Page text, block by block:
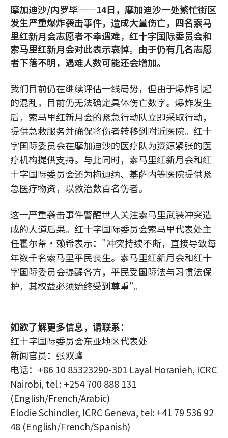
摩加迪沙/内罗毕——14日，摩加迪沙一处繁忙街区
发生严重爆炸袭击事件，造成大量伤亡，四名索马
里红新月会志愿者不幸遇难，红十字国际委员会和
索马里红新月会对此表示哀悼。由于仍有几名志愿
者下落不明，遇难人数可能还会增加。
我们目前仍在继续评估一线局势，但由于爆炸引起
的混乱，目前仍无法确定具体伤亡数字。爆炸发生
后，索马里红新月会的紧急行动队立即采取行动，
提供急救服务并确保将伤者转移到附近医院。红十
字国际委员会在摩加迪沙的医疗队为资源紧张的医
疗机构提供支持。与此同时，索马里红新月会和红
十字国际委员会还为梅迪纳、基萨内等医院提供紧
急医疗物资，以救治数百名伤者。
这一严重袭击事件警醒世人关注索马里武装冲突造
成的人道后果。红十字国际委员会索马里代表处主
任霍尔蒂•赖希表示："冲突持续不断，直接导致每
年数千名索马里平民丧生。索马里红新月会和红十
字国际委员会提醒各方，平民受国际法与习惯法保
护，其权益必须始终受到尊重"。
如欲了解更多信息，请联系：
红十字国际委员会东亚地区代表处
新闻官员：张双峰
电话：+86 10 85323290-301 Layal Horanieh, ICRC
Nairobi, tel : +254 700 888 131
(English/French/Arabic)
Elodie Schindler, ICRC Geneva, tel: +41 79 536 92
48 (English/French/Spanish)